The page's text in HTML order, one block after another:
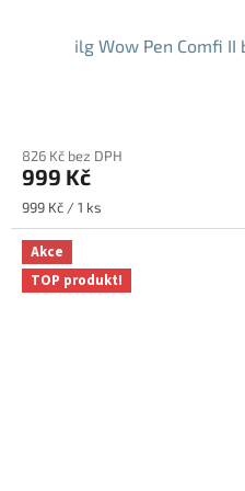
ilg Wow Pen Comfi
produktu
je
5,0
5
hvězdiček.
826 Kč bez DPH
999 Kč
Měrná
cena:
999 Kč / 1 ks
Akce
TOP produkt!